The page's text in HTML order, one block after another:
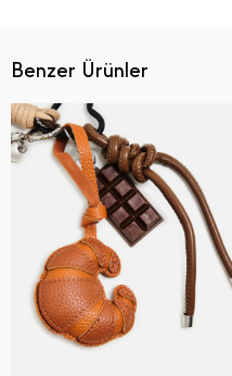
Benzer Ürünler